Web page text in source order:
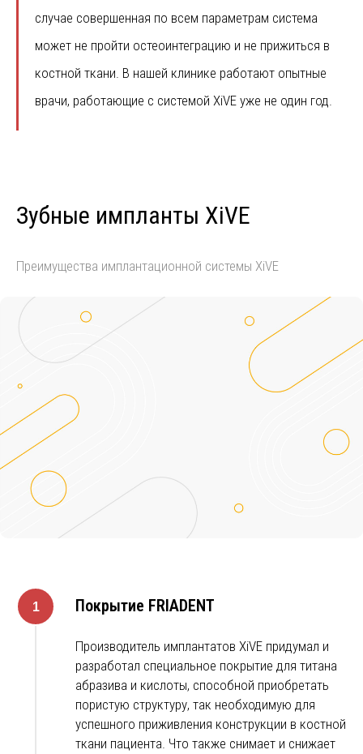
случае совершенная по всем параметрам система
может не пройти остеоинтеграцию и не прижиться в
костной ткани. В нашей клинике работают опытные
врачи, работающие с системой XiVE уже не один год.
Зубные импланты XiVE
Преимущества имплантационной системы XiVE
Покрытие FRIADENT
Производитель имплантатов XiVE придумал и
разработал специальное покрытие для титана
абразива и кислоты, способной приобретать
пористую структуру, так необходимую для
успешного приживления конструкции в костной
ткани пациента. Что также снимает и снижает